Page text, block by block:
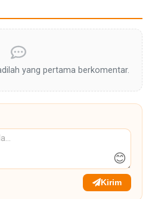
yang pertama berkomentar.
😊
Kirim